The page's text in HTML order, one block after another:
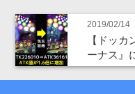
2019/02/14
【ドッ
ーナス』